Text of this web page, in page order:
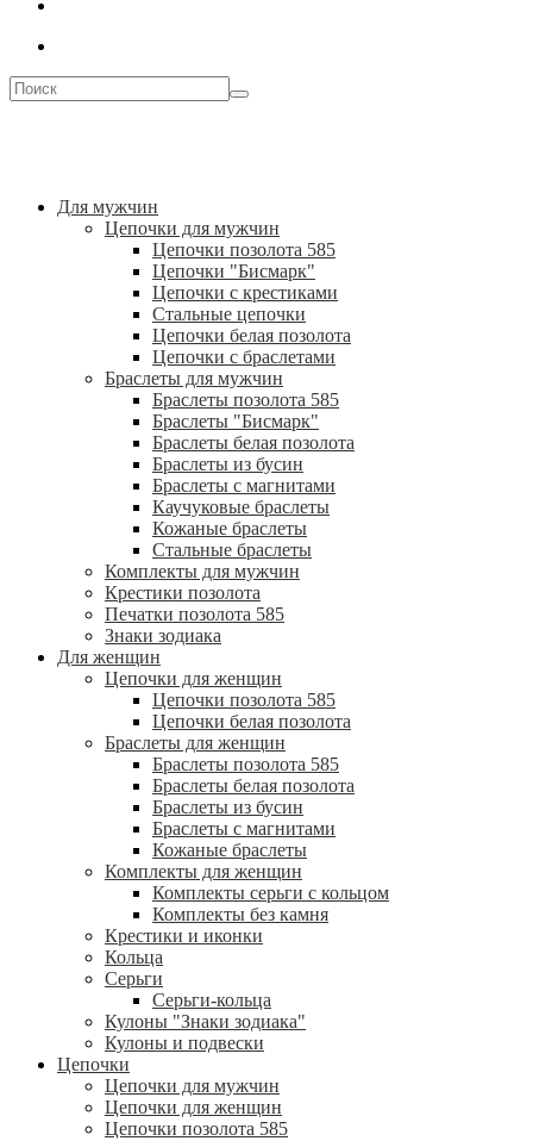
Для мужчин
Цепочки для мужчин
Цепочки позолота 585
Цепочки "Бисмарк"
Цепочки с крестиками
Стальные цепочки
Цепочки белая позолота
Цепочки с браслетами
Браслеты для мужчин
Браслеты позолота 585
Браслеты "Бисмарк"
Браслеты белая позолота
Браслеты из бусин
Браслеты с магнитами
Каучуковые браслеты
Кожаные браслеты
Стальные браслеты
Комплекты для мужчин
Крестики позолота
Печатки позолота 585
Знаки зодиака
Для женщин
Цепочки для женщин
Цепочки позолота 585
Цепочки белая позолота
Браслеты для женщин
Браслеты позолота 585
Браслеты белая позолота
Браслеты из бусин
Браслеты с магнитами
Кожаные браслеты
Комплекты для женщин
Комплекты серьги с кольцом
Комплекты без камня
Крестики и иконки
Кольца
Серьги
Серьги-кольца
Кулоны "Знаки зодиака"
Кулоны и подвески
Цепочки
Цепочки для мужчин
Цепочки для женщин
Цепочки позолота 585